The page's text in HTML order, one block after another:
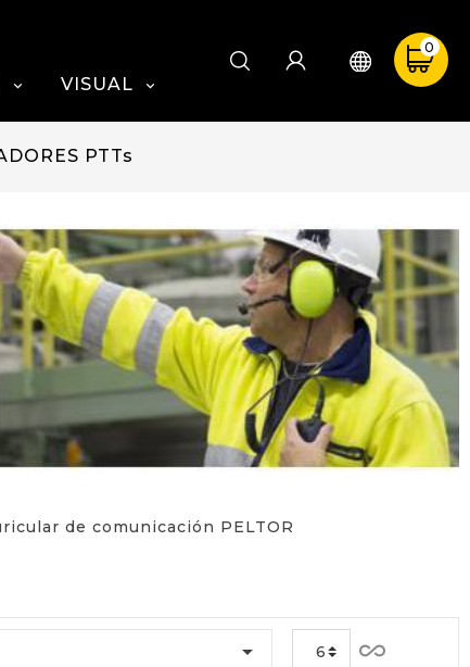
0
 VISUAL 
PTTs
de comunicación PELTOR
 6 all_inclusive